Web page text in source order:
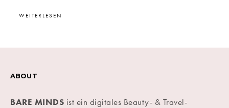
WEITERLESEN
ABOUT
BARE MINDS ist ein digitales Beauty- & Travel-